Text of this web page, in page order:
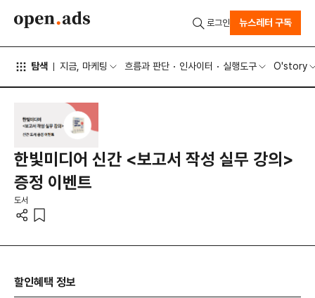
탐색 지금, 마케팅 흐름과 판단 인사이터 실행도구 O'story
로그인 뉴스레터 구독
한빛미디어 신간 <보고서 작성 실무 강의>
증정 이벤트
도서
할인혜택 정보